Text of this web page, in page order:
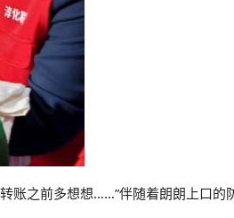
账之前多想想……”伴随着朗朗上口的